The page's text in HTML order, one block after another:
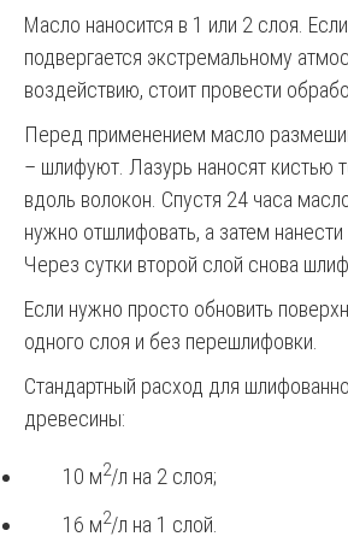
Масло наносится в 1 или 2 слоя.
подвергается экстремальному
воздействию, стоит провести
Перед применением масло
– шлифуют. Лазурь наносят кистью
вдоль волокон. Спустя 24 часа
нужно отшлифовать, а затем нанести
Через сутки второй слой снова
Если нужно просто обновить
одного слоя и без перешлифовки.
Стандартный расход для
древесины:
10 м2/л на 2 слоя;
16 м2/л на 1 слой.